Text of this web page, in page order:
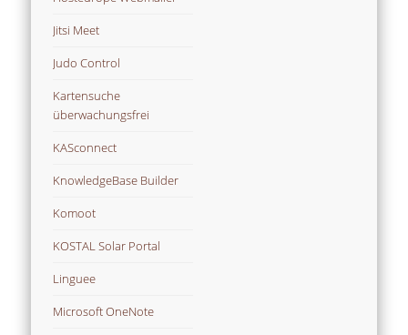
Jitsi Meet
Judo Control
Kartensuche
überwachungsfrei
KASconnect
KnowledgeBase Builder
Komoot
KOSTAL Solar Portal
Linguee
Microsoft OneNote